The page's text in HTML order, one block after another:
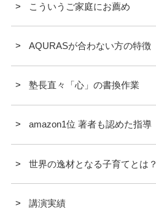
こういうご家庭にお薦め
AQURASが合わない方の特徴
塾長直々「心」の書換作業
amazon1位 著者も認めた指導
世界の逸材となる子育てとは？
講演実績